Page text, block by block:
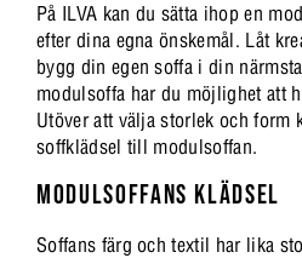
På ILVA kan du sätta ihop en
efter dina egna önskemål. Låt
bygg din egen soffa i din
modulsoffa har du möjlighet att
Utöver att välja storlek och form
soffklädsel till modulsoffan.
MODULSOFFANS KLÄDSEL
Soffans färg och textil har lika